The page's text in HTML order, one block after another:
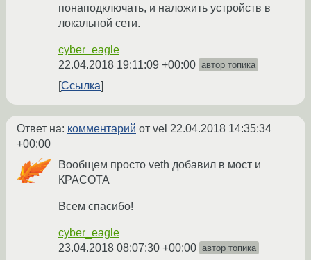
понаподключать, и наложить устройств в
локальной сети.
cyber_eagle
22.04.2018 19:11:09 +00:00 автор топика
Ссылка
Ответ на: комментарий от vel 22.04.2018 14:35:34
+00:00
Вообщем просто veth добавил в мост и
КРАСОТА
Всем спасибо!
cyber_eagle
23.04.2018 08:07:30 +00:00 автор топика